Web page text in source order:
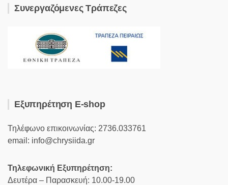
Συνεργαζόμενες Τράπεζες
Εξυπηρέτηση E-shop
Τηλέφωνο επικοινωνίας: 2736.033761
email: info@chrysiida.gr
Τηλεφωνική Εξυπηρέτηση:
Δευτέρα – Παρασκευή: 10.00-19.00